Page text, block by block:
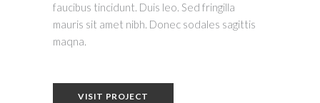
faucibus tincidunt. Duis leo. Sed fringilla
mauris sit amet nibh. Donec sodales sagittis
maqna.
VISIT PROJECT